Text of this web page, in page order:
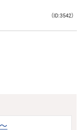
（ID:3542）